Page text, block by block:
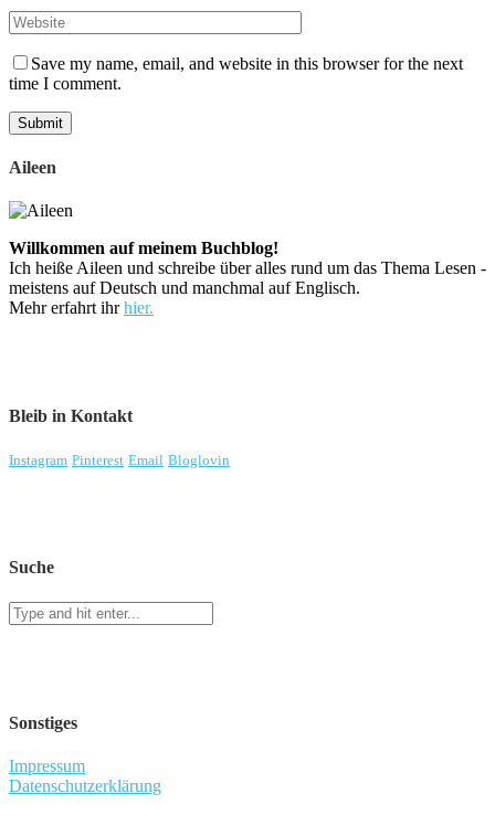
Save my name, email, and website in this browser for the next
time I comment.
Aileen
Willkommen auf meinem Buchblog!
Ich heiße Aileen und schreibe über alles rund um das Thema Lesen -
meistens auf Deutsch und manchmal auf Englisch.
Mehr erfahrt ihrhier.
Bleib in Kontakt
Instagram Pinterest Email Bloglovin
Suche
Sonstiges
Impressum
Datenschutzerklärung